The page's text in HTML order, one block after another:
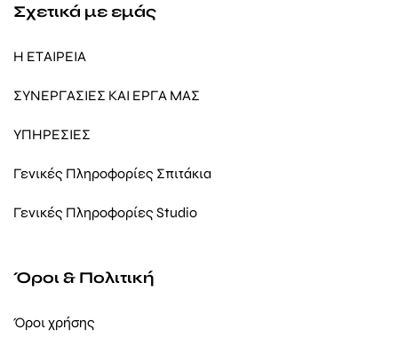
Σχετικά με εμάς
Η ΕΤΑΙΡΕΙΑ
ΣΥΝΕΡΓΑΣΙΕΣ ΚΑΙ ΕΡΓΑ ΜΑΣ
ΥΠΗΡΕΣΙΕΣ
Γενικές Πληροφορίες Σπιτάκια
Γενικές Πληροφορίες Studio
Όροι & Πολιτική
Όροι χρήσης